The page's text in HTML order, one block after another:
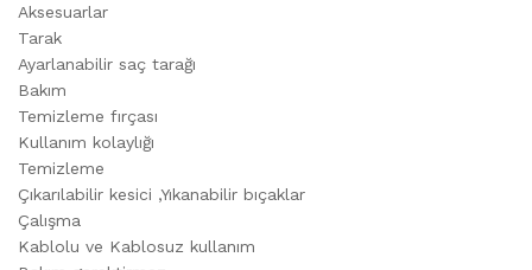
Aksesuarlar
Tarak
Ayarlanabilir saç tarağı
Bakım
Temizleme fırçası
Kullanım kolaylığı
Temizleme
Çıkarılabilir kesici ,Yıkanabilir bıçaklar
Çalışma
Kablolu ve Kablosuz kullanım